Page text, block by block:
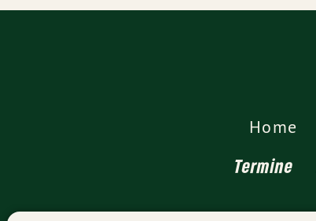
Home
Termine